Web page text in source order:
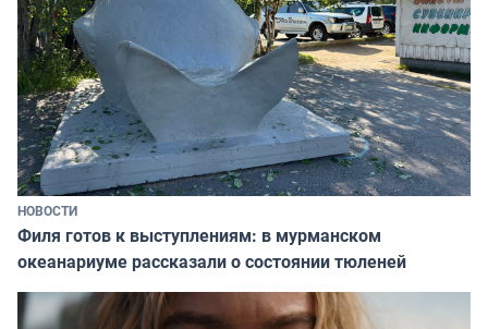
НОВОСТИ
Филя готов к выступлениям: в мурманском
океанариуме рассказали о состоянии тюленей